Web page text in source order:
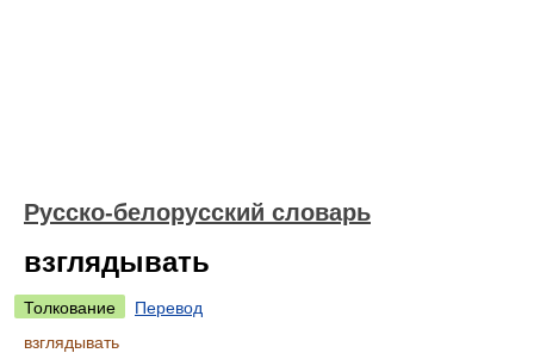
Русско-белорусский словарь
взглядывать
Толкование
Перевод
взглядывать